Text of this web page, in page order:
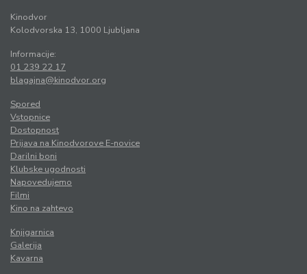
Kinodvor
Kolodvorska 13, 1000 Ljubljana
Informacije:
01 239 22 17
blagajna@kinodvor.org
Spored
Vstopnice
Dostopnost
Prijava na Kinodvorove E-novice
Darilni boni
Klubske ugodnosti
Napovedujemo
Filmi
Kino na zahtevo
Knjigarnica
Galerija
Kavarna